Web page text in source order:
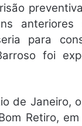
para
foi
de Janeiro,
Retiro, em